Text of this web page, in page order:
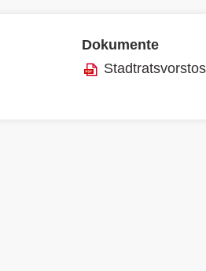
Dokumente